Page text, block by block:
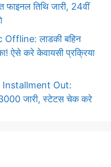
फाइनल तिथि जारी, 24वीं
लाडकी बहिन
ऐसे करे केवायसी प्रक्रिया
Installment Out:
जारी, स्टेटस चेक करे